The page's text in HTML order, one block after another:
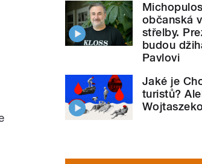
občanská
střelby.
budou
Pavlovi
Jaké je
turistů?